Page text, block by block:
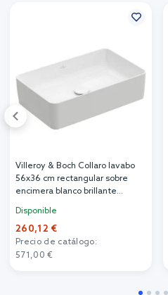
Villeroy & Boch Collaro lavabo
56x36 cm rectangular sobre
encimera blanco brillante
Disponible
260,12 €
Precio de catálogo:
571,00 €